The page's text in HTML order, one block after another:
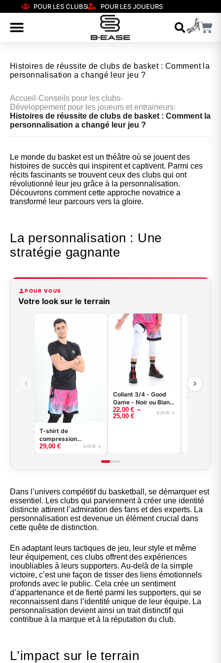
POUR LES CLUBS POUR LES JOUEURS
Histoires de réussite de clubs de basket : Comment la
personnalisation a changé leur jeu ?
Accueil ›Conseils pour les clubs›
Développement pour les joueurs et entraineurs›
Histoires de réussite de clubs de basket : Comment la
personnalisation a changé leur jeu ?
Le monde du basket est un théâtre où se jouent des
histoires de succès qui inspirent et captivent. Parmi ces
récits fascinants se trouvent ceux des clubs qui ont
révolutionné leur jeu grâce à la personnalisation.
Découvrons comment cette approche novatrice a
transformé leur parcours vers la gloire.
La personnalisation : Une
stratégie gagnante
POUR VOUS
Votre look sur le terrain
T-shirt de
compression
basketball - Good
29,00 € VOIR →
Collant 3/4 - Good
Game - Noir ou Blanc
- BASKETBALL
22,00 € –
25,00 € VOIR →
Short de
VENICE
35,00
Dans l’univers compétitif du basketball, se démarquer est
essentiel. Les clubs qui parviennent à créer une identité
distincte attirent l’admiration des fans et des experts. La
personnalisation est devenue un élément crucial dans
cette quête de distinction.
En adaptant leurs tactiques de jeu, leur style et même
leur équipement, ces clubs offrent des expériences
inoubliables à leurs supporters. Au-delà de la simple
victoire, c’est une façon de tisser des liens émotionnels
profonds avec le public. Cela crée un sentiment
d’appartenance et de fierté parmi les supporters, qui se
reconnaissent dans l’identité unique de leur équipe. La
personnalisation devient ainsi un trait distinctif qui
contribue à la marque et à la réputation du club.
L’impact sur le terrain